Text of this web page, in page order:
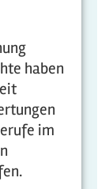
haben
im